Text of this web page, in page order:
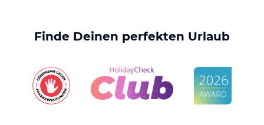
Finde Deinen perfekten Urlaub